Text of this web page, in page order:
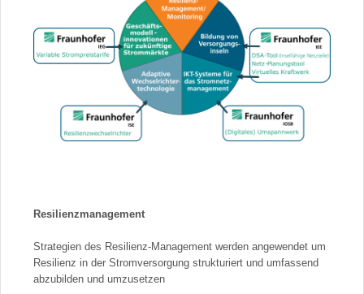
Resilienzmanagement
Strategien des Resilienz-Management werden angewendet um
Resilienz in der Stromversorgung strukturiert und umfassend
abzubilden und umzusetzen